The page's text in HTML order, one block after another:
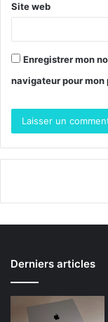
Site web
Enregistrer mon
navigateur pour
Derniers articles